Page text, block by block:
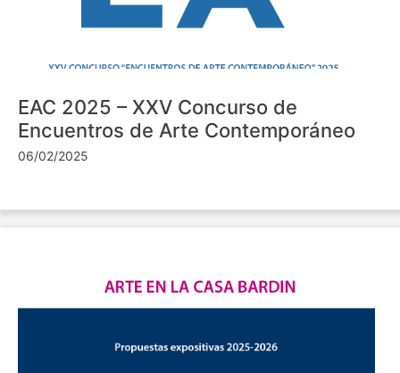
EAC 2025 – XXV Concurso de
Encuentros de Arte Contemporáneo
06/02/2025